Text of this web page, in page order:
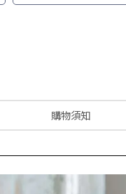
購物須知